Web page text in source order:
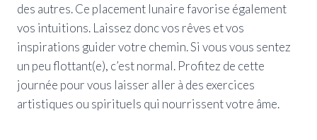
des autres. Ce placement lunaire favorise également
vos intuitions. Laissez donc vos rêves et vos
inspirations guider votre chemin. Si vous vous sentez
un peu flottant(e), c’est normal. Profitez de cette
journée pour vous laisser aller à des exercices
artistiques ou spirituels qui nourrissent votre âme.